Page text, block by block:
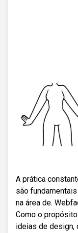
A prática
são
na área de.
Como o
ideias de design,